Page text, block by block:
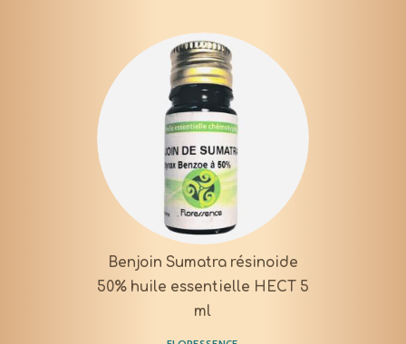
Benjoin Sumatra résinoide
50% huile essentielle HECT 5
ml